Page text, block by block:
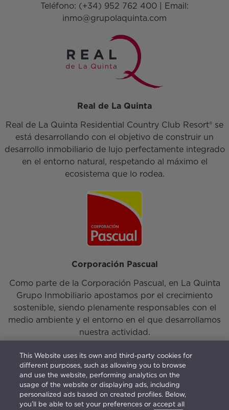
Teléfono: (+34) 952 762 400 | Email:
inmo@grupolaquinta.com
Real de La Quinta
Real de La Quinta Residential Country Club Resort® se
está desarrollando con el objetivo de construir un
desarrollo inmobiliario de lujo perfectamente integrado
en el entorno natural, respetando al máximo el
ecosistema que lo rodea.
Corporación Pascual
Como parte de la Corporación Pascual, en La Quinta
Grupo Inmobiliario apostamos por el crecimiento
sostenible, siendo plenamente responsables con el
medio ambiente y el entorno en el que desarrollamos
nuestra actividad.
Iniciar sesión|Nuestro Equipo|Contacto
This Website uses its own and third-party cookies for
different purposes, such as allowing you to browse
and use the website, performing analytics on the
usage of the website or displaying ads, including
personalized ads based on created profiles. Below,
you’ll be able to set your preferences or accept all